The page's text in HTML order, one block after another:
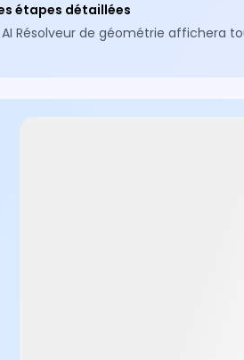
étapes détaillées
Résolveur de géométrie